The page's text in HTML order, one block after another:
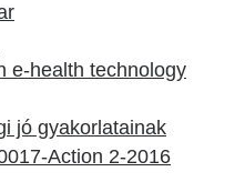
e-health technology
jó gyakorlatainak
Action 2-2016